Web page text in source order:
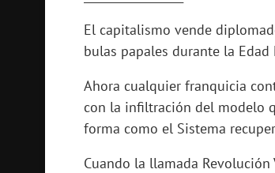
El capitalismo vende
bulas papales durante la Edad
Ahora cualquier franquicia
con la infiltración del modelo
forma como el Sistema
Cuando la llamada